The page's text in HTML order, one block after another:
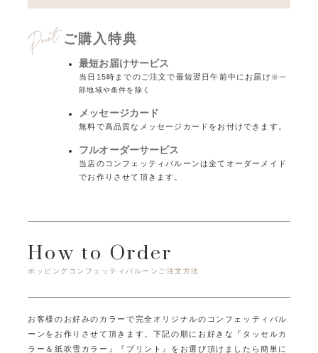
ご購入特典
最短お届けサービス
当日15時までのご注文で最短翌日午前中にお届け ※一
部地域や条件を除く
メッセージカード
無料で高品質なメッセージカードをお付けできます。
フルオーダーサービス
当店のコンフェッティバルーンは全てオーダーメイド
でお作りさせて頂きます。
How to Order
ポッピングコンフェッティバルーンご注文方法
お客様のお好みのカラーで完全オリジナルのコンフェッティバル
ーンをお作りさせて頂きます。 下記の順にお好きな『タッセルカ
ラー＆紙吹雪カラー』『プリント』をお選び頂けましたら簡単に